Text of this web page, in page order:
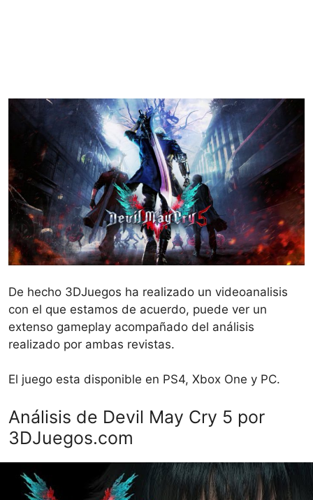
De hecho 3DJuegos ha realizado un videoanalisis
con el que estamos de acuerdo, puede ver un
extenso gameplay acompañado del análisis
realizado por ambas revistas.
El juego esta disponible en PS4, Xbox One y PC.
Análisis de Devil May Cry 5 por
3DJuegos.com